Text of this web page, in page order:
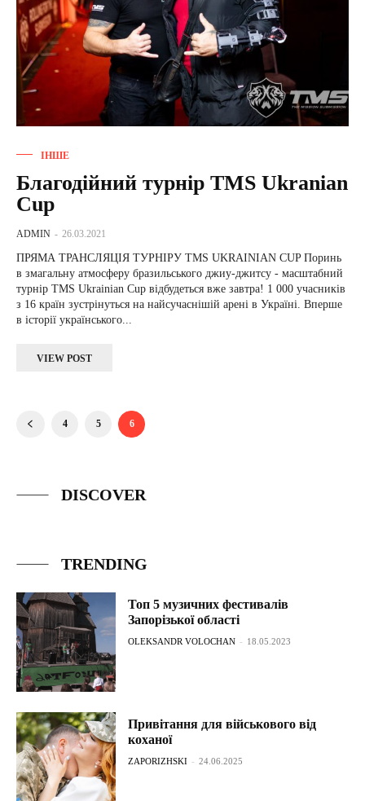
ІНШЕ
Благодійний турнір TMS Ukranian
Cup
ADMIN - 26.03.2021
ПРЯМА ТРАНСЛЯЦІЯ ТУРНІРУ TMS UKRAINIAN CUP Поринь
в змагальну атмосферу бразильського джиу-джитсу - масштабний
турнір TMS Ukrainian Cup відбудеться вже завтра! 1 000 учасників
з 16 країн зустрінуться на найсучаснішій арені в Україні. Вперше
в історії українського...
VIEW POST
4 5 6
DISCOVER
TRENDING
Топ 5 музичних фестивалів
Запорізької області
OLEKSANDR VOLOCHAN - 18.05.2023
Привітання для військового від
коханої
ZAPORIZHSKI - 24.06.2025